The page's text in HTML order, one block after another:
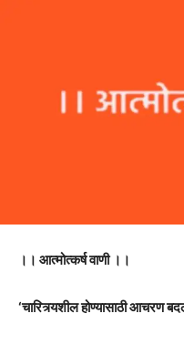
।। आत्मोत्कर्ष वाणी ।।
‘चारित्र्यशील होण्यासाठी आचरण